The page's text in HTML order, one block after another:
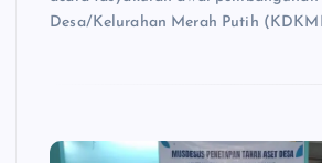
Desa/Kelurahan Merah Putih